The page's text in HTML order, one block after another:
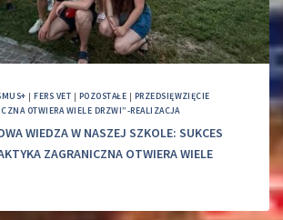
|FERS VET | POZOSTAŁE | PRZEDSIĘWZIĘCIE
OTWIERA WIELE DRZWI”-REALIZACJA
WIEDZA W NASZEJ SZKOLE: SUKCES
ZAGRANICZNA OTWIERA WIELE